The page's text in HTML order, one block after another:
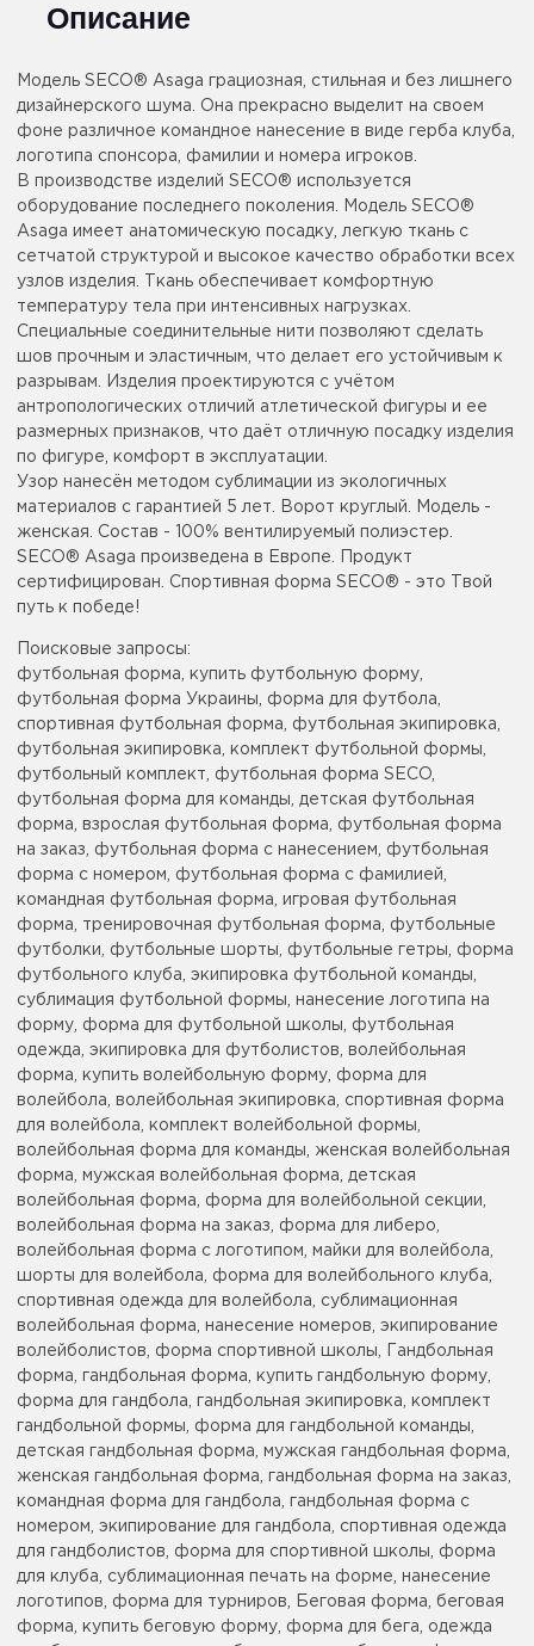
Описание
Модель SECO® Asaga грациозная, стильная и без лишнего
дизайнерского шума. Она прекрасно выделит на своем
фоне различное командное нанесение в виде герба клуба,
логотипа спонсора, фамилии и номера игроков.
В производстве изделий SECO® используется
оборудование последнего поколения. Модель SECO®
Asaga имеет анатомическую посадку, легкую ткань с
сетчатой структурой и высокое качество обработки всех
узлов изделия. Ткань обеспечивает комфортную
температуру тела при интенсивных нагрузках.
Специальные соединительные нити позволяют сделать
шов прочным и эластичным, что делает его устойчивым к
разрывам. Изделия проектируются с учётом
антропологических отличий атлетической фигуры и ее
размерных признаков, что даёт отличную посадку изделия
по фигуре, комфорт в эксплуатации.
Узор нанесён методом сублимации из экологичных
материалов с гарантией 5 лет. Ворот круглый. Модель -
женская. Состав - 100% вентилируемый полиэстер.
SECO® Asaga произведена в Европе. Продукт
сертифицирован. Спортивная форма SECO® - это Твой
путь к победе!
Поисковые запросы:
футбольная форма, купить футбольную форму,
футбольная форма Украины, форма для футбола,
спортивная футбольная форма, футбольная экипировка,
футбольная экипировка, комплект футбольной формы,
футбольный комплект, футбольная форма SECO,
футбольная форма для команды, детская футбольная
форма, взрослая футбольная форма, футбольная форма
на заказ, футбольная форма с нанесением, футбольная
форма с номером, футбольная форма с фамилией,
командная футбольная форма, игровая футбольная
форма, тренировочная футбольная форма, футбольные
футболки, футбольные шорты, футбольные гетры, форма
футбольного клуба, экипировка футбольной команды,
сублимация футбольной формы, нанесение логотипа на
форму, форма для футбольной школы, футбольная
одежда, экипировка для футболистов, волейбольная
форма, купить волейбольную форму, форма для
волейбола, волейбольная экипировка, спортивная форма
для волейбола, комплект волейбольной формы,
волейбольная форма для команды, женская волейбольная
форма, мужская волейбольная форма, детская
волейбольная форма, форма для волейбольной секции,
волейбольная форма на заказ, форма для либеро,
волейбольная форма с логотипом, майки для волейбола,
шорты для волейбола, форма для волейбольного клуба,
спортивная одежда для волейбола, сублимационная
волейбольная форма, нанесение номеров, экипирование
волейболистов, форма спортивной школы, Гандбольная
форма, гандбольная форма, купить гандбольную форму,
форма для гандбола, гандбольная экипировка, комплект
гандбольной формы, форма для гандбольной команды,
детская гандбольная форма, мужская гандбольная форма,
женская гандбольная форма, гандбольная форма на заказ,
командная форма для гандбола, гандбольная форма с
номером, экипирование для гандбола, спортивная одежда
для гандболистов, форма для спортивной школы, форма
для клуба, сублимационная печать на форме, нанесение
логотипов, форма для турниров, Беговая форма, беговая
форма, купить беговую форму, форма для бега, одежда